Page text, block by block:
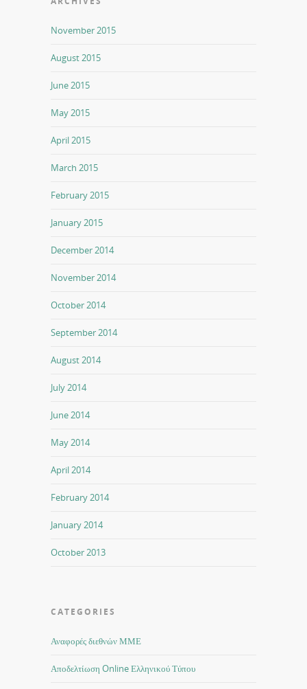
November 2015
August 2015
June 2015
May 2015
April 2015
March 2015
February 2015
January 2015
December 2014
November 2014
October 2014
September 2014
August 2014
July 2014
June 2014
May 2014
April 2014
February 2014
January 2014
October 2013
CATEGORIES
Αναφορές διεθνών ΜΜΕ
Αποδελτίωση Online Ελληνικού Τύπου